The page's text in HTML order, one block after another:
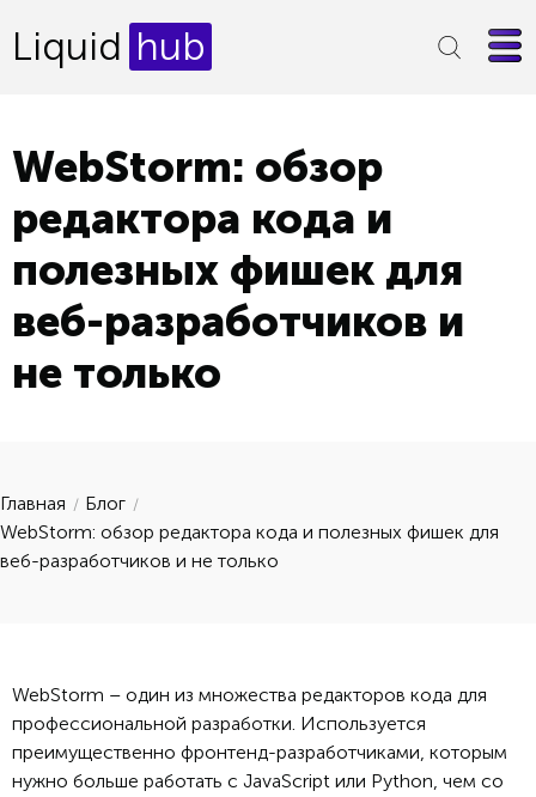
Liquid hub
WebStorm: обзор
редактора кода и
полезных фишек для
веб-разработчиков и
не только
Главная
Блог
WebStorm: обзор редактора кода и полезных фишек для
веб-разработчиков и не только
WebStorm – один из множества редакторов кода для
профессиональной разработки. Используется
преимущественно фронтенд-разработчиками, которым
нужно больше работать с JavaScript или Python, чем со